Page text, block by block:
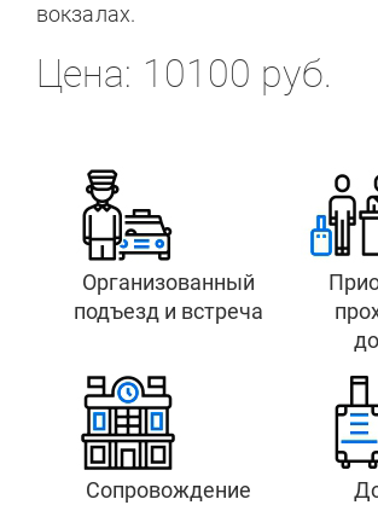
вокзалах.
Цена: 10100 руб.
Организованный
подъезд и встреча
Сопровождение